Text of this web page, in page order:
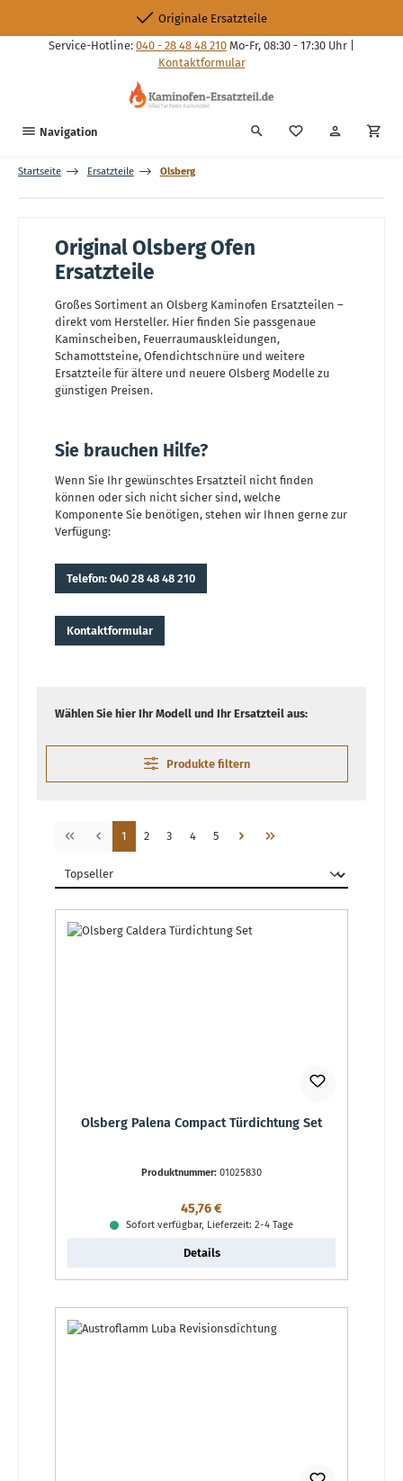
Originale Ersatzteile
Service-Hotline: 040 - 28 48 48 210 Mo-Fr, 08:30 - 17:30 Uhr |
Kontaktformular
Navigation Du hast 0
Startseite Ersatzteile Olsberg
Original Olsberg Ofen
Ersatzteile
Großes Sortiment an Olsberg Kaminofen Ersatzteilen –
direkt vom Hersteller. Hier finden Sie passgenaue
Kaminscheiben, Feuerraumauskleidungen,
Schamottsteine, Ofendichtschnüre und weitere
Ersatzteile für ältere und neuere Olsberg Modelle zu
günstigen Preisen.
Sie brauchen Hilfe?
Wenn Sie Ihr gewünschtes Ersatzteil nicht finden
können oder sich nicht sicher sind, welche
Komponente Sie benötigen, stehen wir Ihnen gerne zur
Verfügung:
Telefon: 040 28 48 48 210
Kontaktformular
Wählen Sie hier Ihr Modell und Ihr Ersatzteil aus:
Produkte filtern
Seite
1 Seite
2 Seite
3 Seite
4 Seite
5
Olsberg Palena Compact Türdichtung Set
Produktnummer: 01025830
Regulärer Preis:
45,76 €
Sofort verfügbar, Lieferzeit: 2-4 Tage
Details